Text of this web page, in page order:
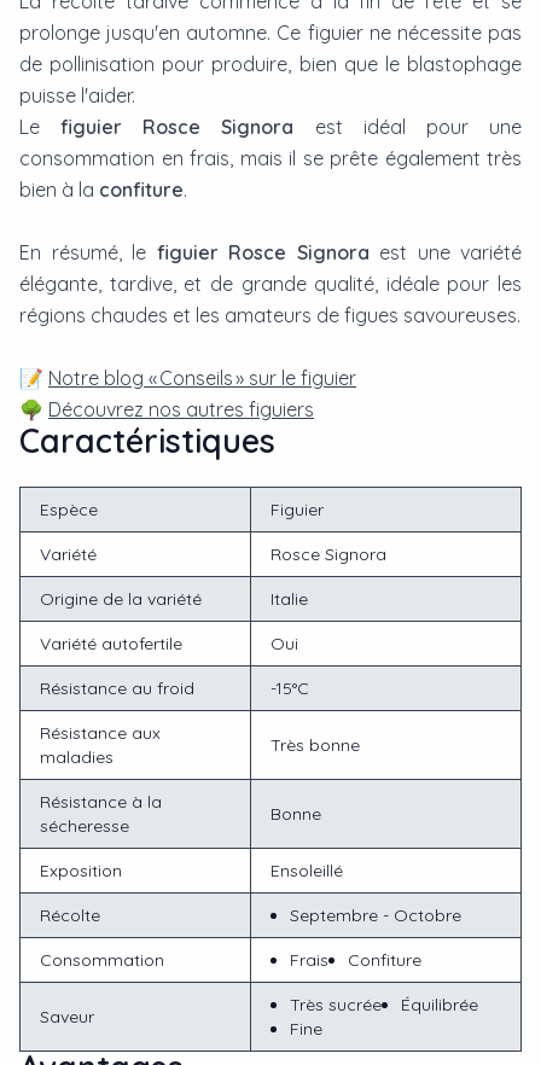
prolonge jusqu'en automne. Ce figuier ne nécessite pas
de pollinisation pour produire, bien que le blastophage
puisse l'aider.
Lefiguier Rosce Signora est idéal pour une
consommation en frais, mais il se prête également très
bien à la confiture.
En résumé, le figuier Rosce Signora est une variété
élégante, tardive, et de grande qualité, idéale pour les
régions chaudes et les amateurs de figues savoureuses.
📝 Notre blog « Conseils » sur le figuier
🌳 Découvrez nos autres figuiers
Caractéristiques
Espèce Figuier
Variété Rosce Signora
Origine de la variété Italie
Variété autofertile Oui
Résistance au froid -15°C
Résistance aux
maladies
Très bonne
Résistance à la
sécheresse
Bonne
Exposition Ensoleillé
Récolte Septembre - Octobre
Consommation Frais Confiture
Saveur
Très sucrée
Équilibrée
Fine